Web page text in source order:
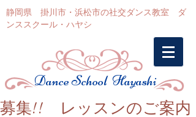
静岡県 掛川市・浜松市の社交ダンス教室 ダ
ンススクール・ハヤシ
Dance School Hayashi
募集!! レッスンのご案内